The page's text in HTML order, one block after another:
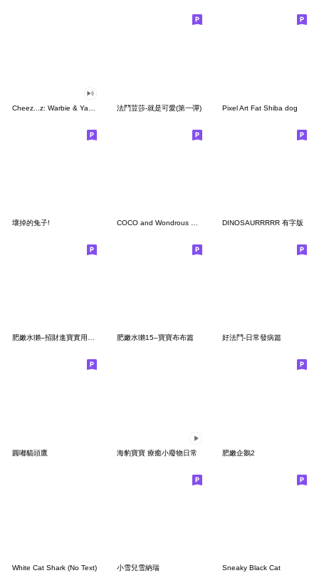
法鬥荳莎-就是可愛(第一彈) Pixel Art Fat Shiba dog
壞掉的兔子! DINOSAURRRRR 有字版
肥嫩水獺–招財進寶實用節慶一整年篇 肥嫩水獺15–寶寶布布篇 好法鬥-日常發病篇
圓嘟貓頭鷹 海豹寶寶 療癒小廢物日常 肥嫩企鵝2
White Cat Shark (No Text) 小雪兒雪納瑞 Sneaky Black Cat